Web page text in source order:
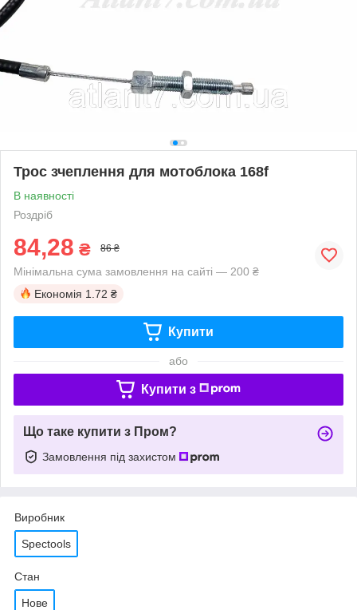
Трос зчеплення для мотоблока 168f
В наявності
Роздріб
84,28 ₴ 86 ₴
Мінімальна сума замовлення на сайті — 200 ₴
Економія 1.72 ₴
Купити
або
Купити з
Що таке купити з Пром?
Замовлення під захистом
Виробник
Spectools
Стан
Нове